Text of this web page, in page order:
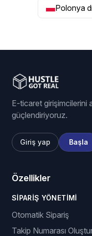
Polonya
E-ticaret girişimcilerini
güçlendiriyoruz.
Giriş yap Başla
Özellikler
SIPARIŞ YÖNETIMI
Otomatik Sipariş
Takip Numarası